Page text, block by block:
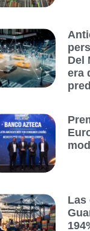
Del
era
Las